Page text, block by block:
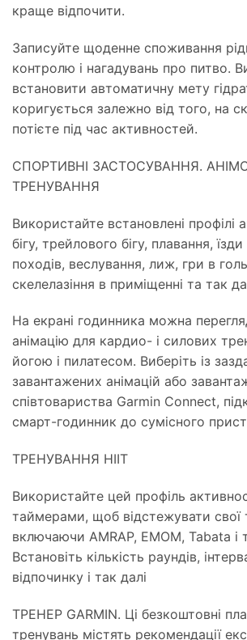
краще відпочити.
Записуйте щоденне споживання
контролю і нагадувань про питво.
встановити автоматичну мету
коригується залежно від того, на
потієте під час активностей.
СПОРТИВНІ ЗАСТОСУВАННЯ.
ТРЕНУВАННЯ
Використайте встановлені профілі
бігу, трейлового бігу, плавання,
походів, веслування, лиж, гри в
скелелазіння в приміщенні та так
На екрані годинника можна
анімацію для кардио- і силових
йогою і пилатесом. Виберіть із
завантажених анімацій або
співтовариства Garmin Connect,
смарт-годинник до сумісного
ТРЕНУВАННЯ HIIT
Використайте цей профіль
таймерами, щоб відстежувати свої
включаючи AMRAP, EMOM, Tabata і
Встановіть кількість раундів,
відпочинку і так далі
ТРЕНЕР GARMIN. Ці безкоштовні
тренувань містять рекомендації